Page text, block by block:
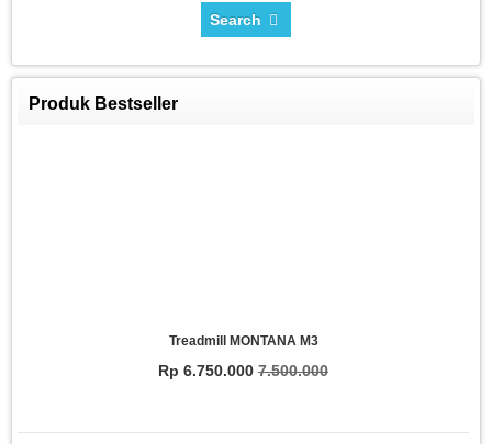
Search
Produk Bestseller
Treadmill MONTANA M3
Rp 6.750.000 7.500.000